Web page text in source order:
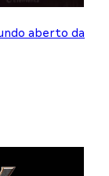
aberto da